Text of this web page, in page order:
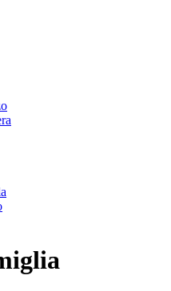
di secondo livello
di secondo livello
di secondo livello